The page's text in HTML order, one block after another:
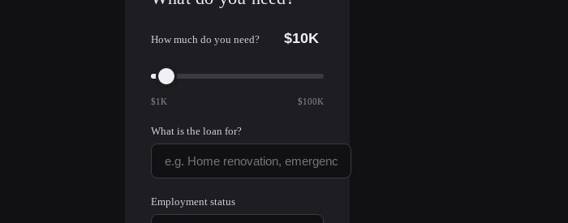
How much do you need? $10K
$1K $100K
What is the loan for?
Employment status